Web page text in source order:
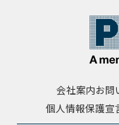
会社案内お問
個人情報保護宣